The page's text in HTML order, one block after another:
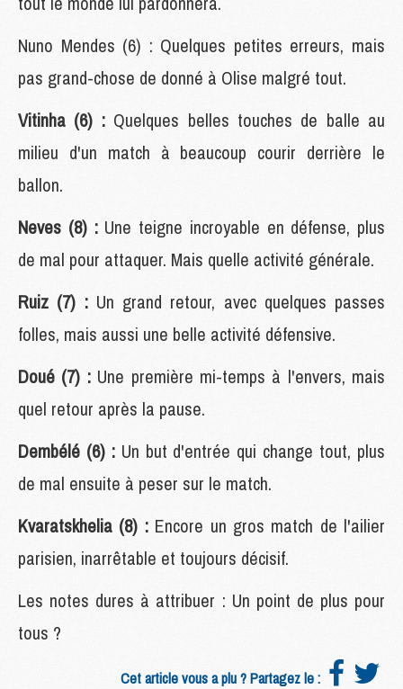
Nuno Mendes (6) : Quelques petites erreurs, mais
pas grand-chose de donné à Olise malgré tout.
Vitinha (6) :Quelques belles touches de balle au
milieu d'un match à beaucoup courir derrière le
ballon.
Neves (8) : Une teigne incroyable en défense, plus
de mal pour attaquer. Mais quelle activité générale.
Ruiz (7) : Un grand retour, avec quelques passes
folles, mais aussi une belle activité défensive.
Doué (7) :Une première mi-temps à l'envers, mais
quel retour après la pause.
Dembélé (6) :Un but d'entrée qui change tout, plus
de mal ensuite à peser sur le match.
Kvaratskhelia (8) :Encore un gros match de l'ailier
parisien, inarrêtable et toujours décisif.
Les notes dures à attribuer : Un point de plus pour
tous ?
Cet article vous a plu ? Partagez le :